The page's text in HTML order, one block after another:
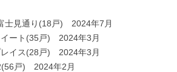
士見通り(18戸) 2024年7月
イート(35戸) 2024年3月
レイス(28戸) 2024年3月
戸) 2024年2月